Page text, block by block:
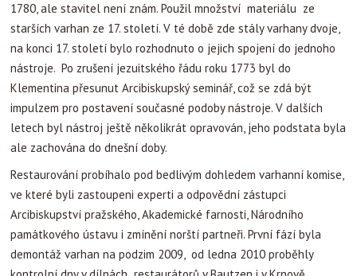
1780, ale stavitel není znám. Použil množství materiálu ze
starších varhan ze 17. století. V té době zde stály varhany dvoje,
na konci 17. století bylo rozhodnuto o jejich spojení do jednoho
nástroje. Po zrušení jezuitského řádu roku 1773 byl do
Klementina přesunut Arcibiskupský seminář, což se zdá být
impulzem pro postavení současné podoby nástroje. V dalších
letech byl nástroj ještě několikrát opravován, jeho podstata byla
ale zachována do dnešní doby.
Restaurování probíhalo pod bedlivým dohledem varhanní komise,
ve které byli zastoupeni experti a odpovědní zástupci
Arcibiskupství pražského, Akademické farnosti, Národního
památkového ústavu i zmínění norští partneři. První fází byla
demontáž varhan na podzim 2009, od ledna 2010 proběhly